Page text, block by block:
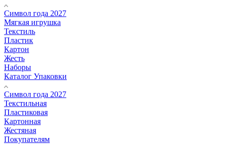
Символ года 2027
Мягкая игрушка
Текстиль
Пластик
Картон
Жесть
Наборы
Каталог Упаковки
Символ года 2027
Текстильная
Пластиковая
Картонная
Жестяная
Покупателям